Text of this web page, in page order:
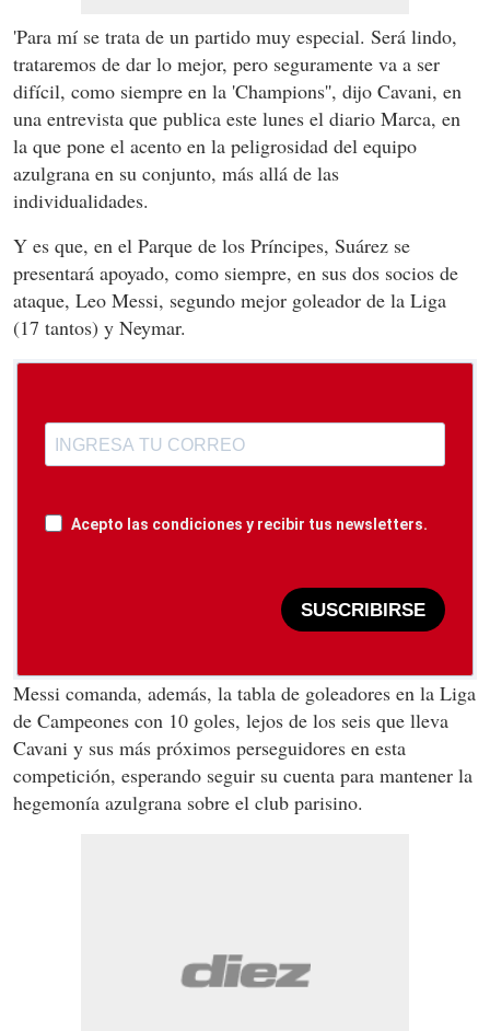
'Para mí se trata de un partido muy especial. Será lindo,
trataremos de dar lo mejor, pero seguramente va a ser
difícil, como siempre en la 'Champions'', dijo Cavani, en
una entrevista que publica este lunes el diario Marca, en
la que pone el acento en la peligrosidad del equipo
azulgrana en su conjunto, más allá de las
individualidades.
Y es que, en el Parque de los Príncipes, Suárez se
presentará apoyado, como siempre, en sus dos socios de
ataque, Leo Messi, segundo mejor goleador de la Liga
(17 tantos) y Neymar.
Acepto las condiciones y recibir tus newsletters.
SUSCRIBIRSE
Messi comanda, además, la tabla de goleadores en la Liga
de Campeones con 10 goles, lejos de los seis que lleva
Cavani y sus más próximos perseguidores en esta
competición, esperando seguir su cuenta para mantener la
hegemonía azulgrana sobre el club parisino.